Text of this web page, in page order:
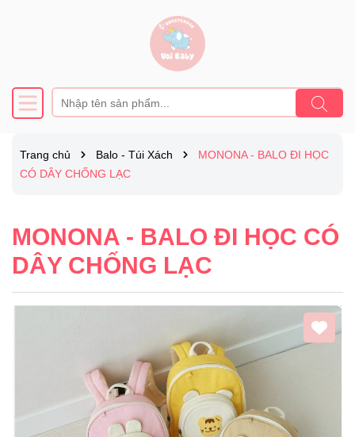
Trang chủ Balo - Túi Xách
MONONA - BALO ĐI HỌC
CÓ DÂY CHỐNG LẠC
MONONA - BALO ĐI HỌC CÓ
DÂY CHỐNG LẠC